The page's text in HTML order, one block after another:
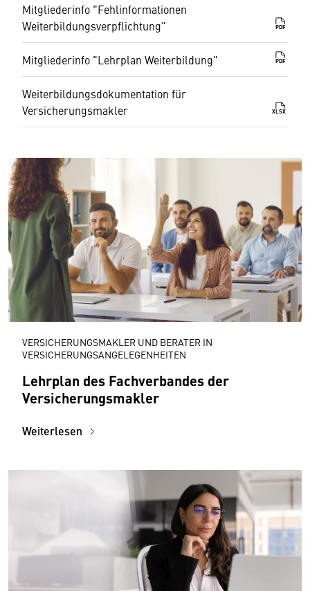
Mitgliederinfo "Fehlinformationen
Weiterbildungsverpflichtung"
PDF
Mitgliederinfo "Lehrplan Weiterbildung" PDF
Weiterbildungsdokumentation für
Versicherungsmakler
XLSX
VERSICHERUNGSMAKLER UND BERATER IN
VERSICHERUNGSANGELEGENHEITEN
Lehrplan des Fachverbandes der
Versicherungsmakler
Weiterlesen